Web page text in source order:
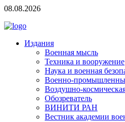
08.08.2026
Издания
Военная мысль
Техника и вооружение
Наука и военная
Военно-
Воздушно-
Обозреватель
ВИНИТИ РАН
Вестник академии